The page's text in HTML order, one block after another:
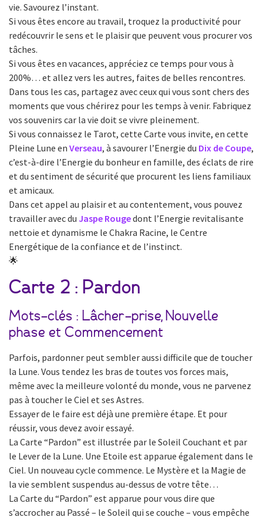
vie. Savourez l’instant.
Si vous êtes encore au travail, troquez la productivité pour
redécouvrir le sens et le plaisir que peuvent vous procurer vos
tâches.
Si vous êtes en vacances, appréciez ce temps pour vous à
200%… et allez vers les autres, faites de belles rencontres.
Dans tous les cas, partagez avec ceux qui vous sont chers des
moments que vous chérirez pour les temps à venir. Fabriquez
vos souvenirs car la vie doit se vivre pleinement.
Si vous connaissez le Tarot, cette Carte vous invite, en cette
Pleine Lune en Verseau, à savourer l’Energie du Dix de Coupe,
c’est-à-dire l’Energie du bonheur en famille, des éclats de rire
et du sentiment de sécurité que procurent les liens familiaux
et amicaux.
Dans cet appel au plaisir et au contentement, vous pouvez
travailler avec du Jaspe Rougedont l’Energie revitalisante
nettoie et dynamisme le Chakra Racine, le Centre
Energétique de la confiance et de l’instinct.
🌟
Carte 2 : Pardon
Mots-clés : Lâcher-prise, Nouvelle
phase et Commencement
Parfois, pardonner peut sembler aussi difficile que de toucher
la Lune. Vous tendez les bras de toutes vos forces mais,
même avec la meilleure volonté du monde, vous ne parvenez
pas à toucher le Ciel et ses Astres.
Essayer de le faire est déjà une première étape. Et pour
réussir, vous devez avoir essayé.
La Carte “Pardon” est illustrée par le Soleil Couchant et par
le Lever de la Lune. Une Etoile est apparue également dans le
Ciel. Un nouveau cycle commence. Le Mystère et la Magie de
la vie semblent suspendus au-dessus de votre tête…
La Carte du “Pardon” est apparue pour vous dire que
s’accrocher au Passé – le Soleil qui se couche – vous empêche